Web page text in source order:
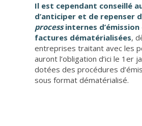
Il est cependant conseillé
d’anticiper et de repenser
processinternes
factures dématérialisées,
entreprises traitant avec les
auront l’obligation d’ici le 1 er
dotées des procédures
sous format dématérialisé.